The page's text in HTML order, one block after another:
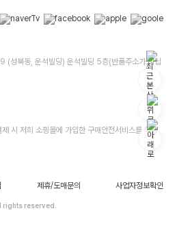
성북동, 운석빌딩) 운석빌딩 5층(반품주소가 아닙
시 저희 소핑몰에 가입한 구매안전서비스를 이용
제휴/도매문의 사업자정보확인
rights reserved.